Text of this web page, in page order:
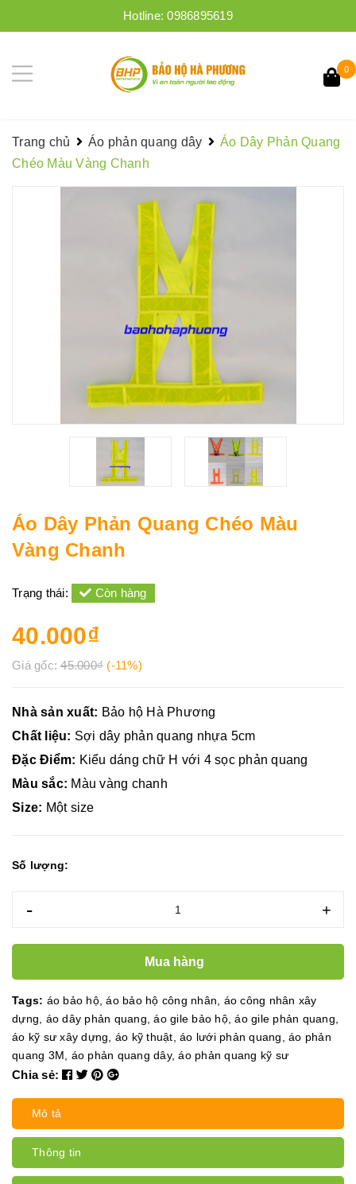
Hotline:0986895619
0
Trang chủ Áo phản quang dây
Áo Dây Phản Quang
Chéo Màu Vàng Chanh
Áo Dây Phản Quang Chéo Màu
Vàng Chanh
Trạng thái: Còn hàng
40.000₫
Giá gốc:45.000₫ (-11%)
Nhà sản xuất: Bảo hộ Hà Phương
Chất liệu: Sợi dây phản quang nhựa 5cm
Đặc Điểm: Kiểu dáng chữ H với 4 sọc phản quang
Màu sắc: Màu vàng chanh
Size: Một size
Số lượng:
- +
Mua hàng
Tags: áo bảo hộ,áo bảo hộ công nhân
áo công nhân xây
dựng
áo dây phản quang ,áo gile bảo hộ,áo gile phản quang
áo kỹ sư xây dựng
áo kỹ thuật áo lưới phản quang
áo phản
quang 3M
áo phản quang dây,áo phản quang kỹ sư
Chia sẻ:
Mô tả
Thông tin